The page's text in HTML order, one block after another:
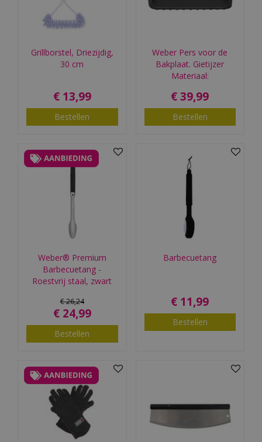
Grillborstel, Driezijdig,
30 cm
€ 13,99
Bestellen
Weber Pers voor de
Bakplaat. Gietijzer
Materiaal:
€ 39,99
Bestellen
Weber® Premium
Barbecuetang -
Roestvrij staal, zwart
€26,24
€ 24,99
Bestellen
Barbecuetang
€ 11,99
Bestellen